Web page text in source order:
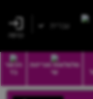
עברית
סלסלאות ואריזות
שי
הכשר
בד